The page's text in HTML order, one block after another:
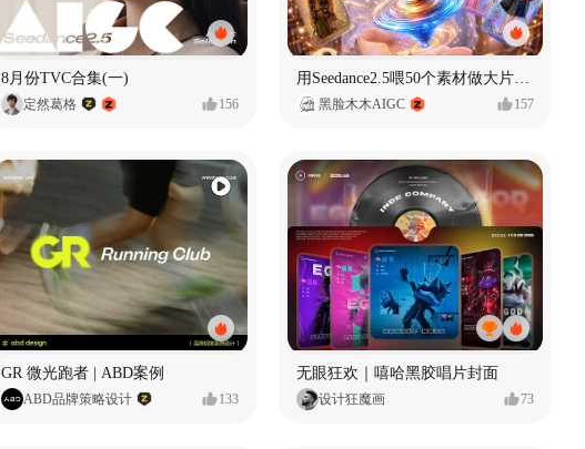
8月份TVC合集(一)
定然葛格 156 黑脸木木AIGC 157
GR 微光跑者 | ABD案例
ABD品牌策略设计 133
无眼狂欢｜嘻哈黑胶唱片封面
设计狂魔画 73